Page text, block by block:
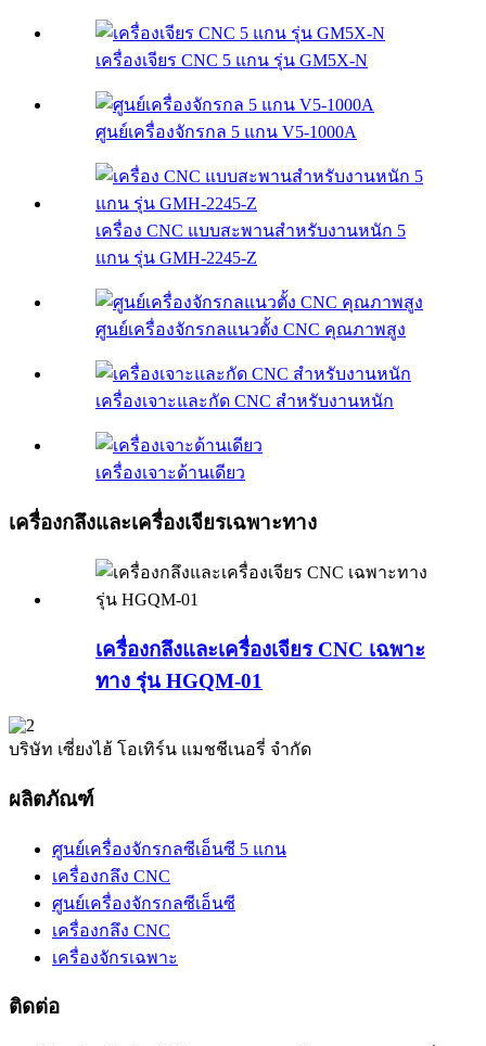
เครื่องเจียร CNC 5 แกน รุ่น GM5X-N
ศูนย์เครื่องจักรกล 5 แกน V5-1000A
เครื่อง CNC แบบสะพานสำหรับงานหนัก 5
แกน รุ่น GMH-2245-Z
ศูนย์เครื่องจักรกลแนวตั้ง CNC คุณภาพสูง
เครื่องเจาะและกัด CNC สำหรับงานหนัก
เครื่องเจาะด้านเดียว
เครื่องกลึงและเครื่องเจียรเฉพาะทาง
เครื่องกลึงและเครื่องเจียร CNC เฉพาะ
ทาง รุ่น HGQM-01
บริษัท เซี่ยงไฮ้ โอเทิร์น แมชชีเนอรี่ จำกัด
ผลิตภัณฑ์
ศูนย์เครื่องจักรกลซีเอ็นซี 5 แกน
เครื่องกลึง CNC
ศูนย์เครื่องจักรกลซีเอ็นซี
เครื่องกลึง CNC
เครื่องจักรเฉพาะ
ติดต่อ